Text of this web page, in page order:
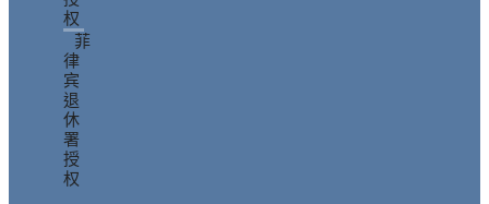
权
菲
律
宾
退
休
署
授
权